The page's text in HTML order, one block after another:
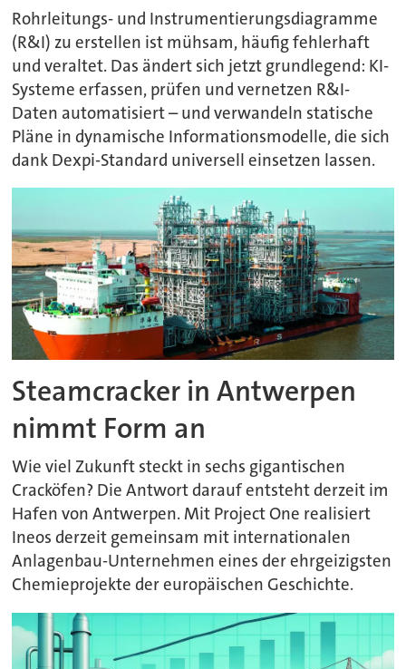
Rohrleitungs- und Instrumentierungsdiagramme
(R&I) zu erstellen ist mühsam, häufig fehlerhaft
und veraltet. Das ändert sich jetzt grundlegend: KI-
Systeme erfassen, prüfen und vernetzen R&I-
Daten automatisiert – und verwandeln statische
Pläne in dynamische Informationsmodelle, die sich
dank Dexpi-Standard universell einsetzen lassen.
Steamcracker in Antwerpen
nimmt Form an
Wie viel Zukunft steckt in sechs gigantischen
Cracköfen? Die Antwort darauf entsteht derzeit im
Hafen von Antwerpen. Mit Project One realisiert
Ineos derzeit gemeinsam mit internationalen
Anlagenbau-Unternehmen eines der ehrgeizigsten
Chemieprojekte der europäischen Geschichte.